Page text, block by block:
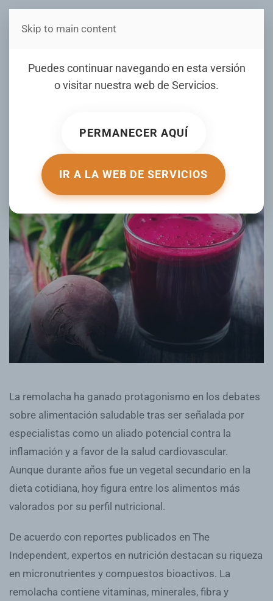
Estás en Telenord Medios
Puedes continuar navegando en esta versión
o visitar nuestra web de Servicios.
PERMANECER AQUÍ
IR A LA WEB DE SERVICIOS
Skip to main content
Remolacha: la verdura que
ayuda a reducir la
corazón
ESCRITO POR ELDIA.COM.DO EL 18 FEBRERO 2026.
PUBLICADO EN
SALUD
La remolacha ha ganado protagonismo en los debates
sobre alimentación saludable tras ser señalada por
especialistas como un aliado potencial contra la
inflamación y a favor de la salud cardiovascular.
Aunque durante años fue un vegetal secundario en la
dieta cotidiana, hoy figura entre los alimentos más
valorados por su perfil nutricional.
De acuerdo con reportes publicados en The
Independent, expertos en nutrición destacan su riqueza
en micronutrientes y compuestos bioactivos. La
remolacha contiene vitaminas, minerales, fibra y